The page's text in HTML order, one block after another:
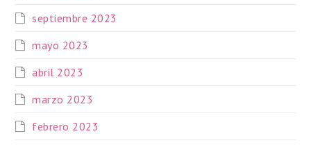
septiembre 2023
mayo 2023
abril 2023
marzo 2023
febrero 2023